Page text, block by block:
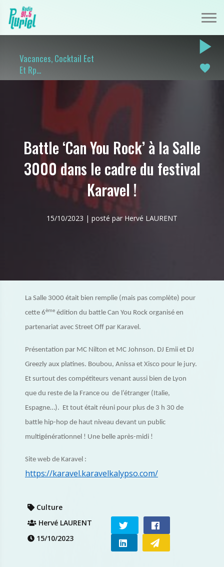
Vacances, Cocktail Ect
Et Rp...
play_arrow
favorite
Battle ‘Can You Rock’ à la Salle
3000 dans le cadre du festival
Karavel !
15/10/2023 | posté par Hervé LAURENT
La Salle 3000 était bien remplie (mais pas complète) pour
cette 6ème édition du battle Can You Rock organisé en
partenariat avec Street Off par Karavel.
Présentation par MC Nilton et MC Johnson. DJ Emii et DJ
Greezly aux platines. Boubou, Anissa et Xisco pour le jury.
Et surtout des compétiteurs venant aussi bien de Lyon
que du reste de la France ou de l’étranger (Italie,
Espagne…). Et tout était réuni pour plus de 3 h 30 de
battle hip-hop de haut niveau devant un public
multigénérationnel ! Une belle après-midi !
Site web de Karavel :
https://karavel.karavelkalypso.com/
Culture
Hervé LAURENT
15/10/2023